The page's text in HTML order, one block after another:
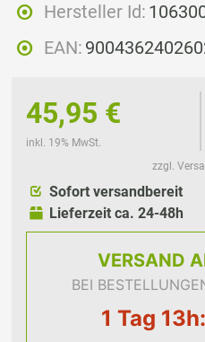
Hersteller Id:
EAN:
45,95 €
inkl. 19% MwSt.
zzgl.
Sofort versandbereit
Lieferzeit ca. 24-48h
VERSAND
BEI
1 Tag